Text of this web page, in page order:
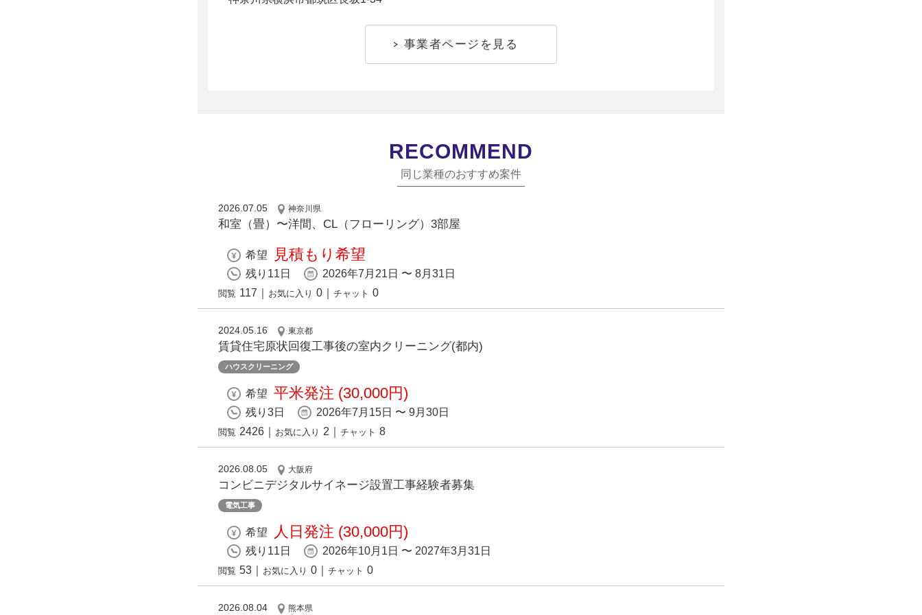
事業者ページを見る
RECOMMEND
同じ業種のおすすめ案件
2026.07.05 神奈川県
和室（畳）〜洋間、CL（フローリング）3部屋
希望 見積もり希望
残り11日 2026年7月21日 〜 8月31日
閲覧 117 お気に入り 0 チャット 0
2024.05.16 東京都
賃貸住宅原状回復⼯事後の室内クリーニング(都内)
ハウスクリーニング
希望 平米発注 (30,000円)
残り3日 2026年7月15日 〜 9月30日
閲覧 2426 お気に入り 2 チャット 8
2026.08.05 大阪府
コンビニデジタルサイネージ設置工事経験者募集
電気工事
希望 人日発注 (30,000円)
残り11日 2026年10月1日 〜 2027年3月31日
閲覧 53 お気に入り 0 チャット 0
2026.08.04 熊本県